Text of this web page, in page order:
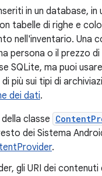
in un database, in
tabelle di righe e
nell'inventario. Una
persona o il prezzo
SQLite, ma puoi
più sui tipi di
dei dati.
classe
dei Sistema
.
gli URI dei contenuti